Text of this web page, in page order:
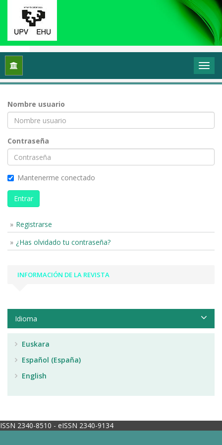
Inicio
Nombre usuario
Contraseña
Mantenerme conectado
Entrar
Registrarse
¿Has olvidado tu contraseña?
INFORMACIÓN DE LA REVISTA
Idioma
Euskara
Español (España)
English
ISSN 2340-8510 - eISSN 2340-9134